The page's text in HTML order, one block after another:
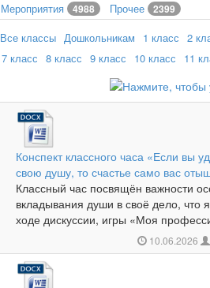
Мероприятия 4988 Прочее 2399
Все классы Дошкольникам 1 класс 2
7 класс 8 класс 9 класс 10 класс 11
Конспект классного часа «Если вы
свою душу, то счастье само вас
Классный час посвящён важности
вкладывания души в своё дело, что
ходе дискуссии, игры «Моя
10.06.2026